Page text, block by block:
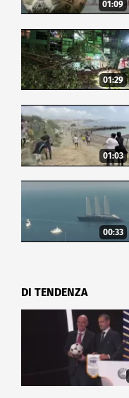
01:09
01:29
01:03
00:33
DI TENDENZA